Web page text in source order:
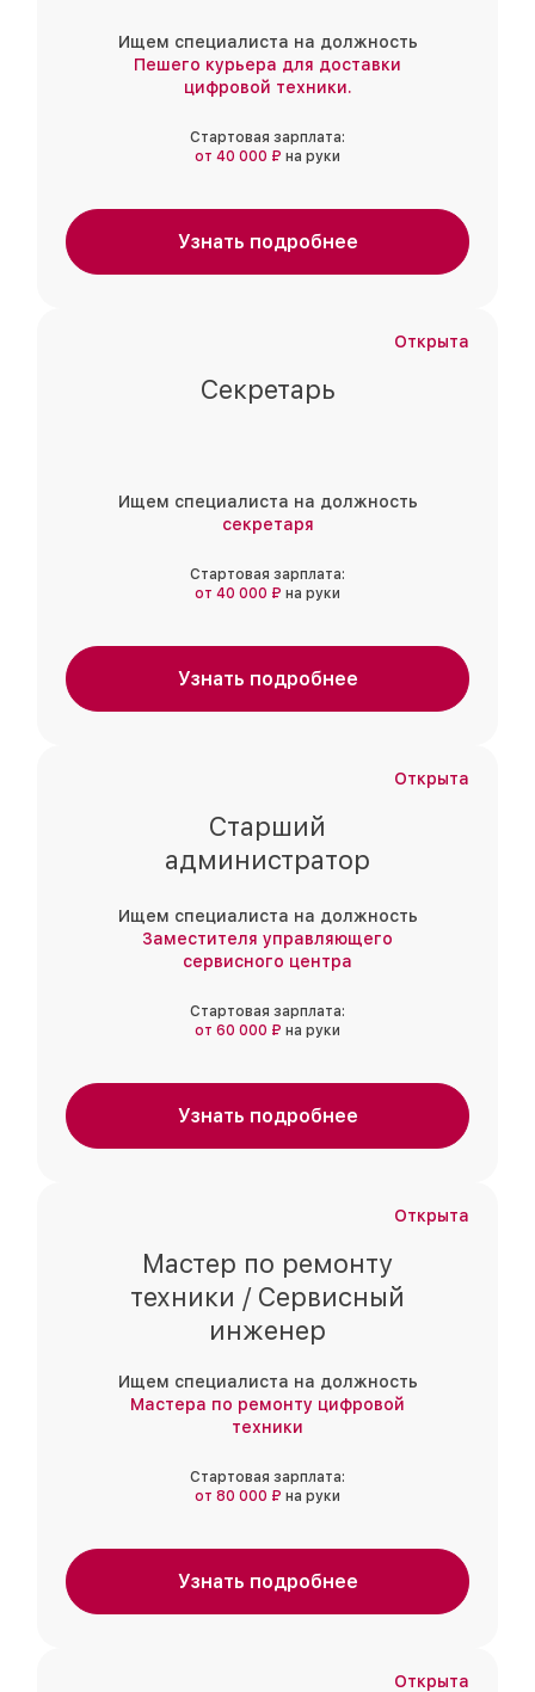
Ищем специалиста на должность
Пешего курьера для доставки
цифровой техники.
Стартовая зарплата:
от 40 000 ₽ на руки
Узнать подробнее
Открыта
Секретарь
Ищем специалиста на должность
секретаря
Стартовая зарплата:
от 40 000 ₽ на руки
Узнать подробнее
Открыта
Старший
администратор
Ищем специалиста на должность
Заместителя управляющего
сервисного центра
Стартовая зарплата:
от 60 000 ₽ на руки
Узнать подробнее
Открыта
Мастер по ремонту
техники / Сервисный
инженер
Ищем специалиста на должность
Мастера по ремонту цифровой
техники
Стартовая зарплата:
от 80 000 ₽ на руки
Узнать подробнее
Открыта